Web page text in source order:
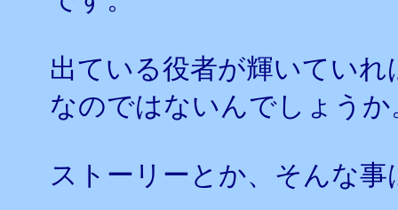
出ている役者が輝いてい
なのではないんでしょうか
ストーリーとか、そんな